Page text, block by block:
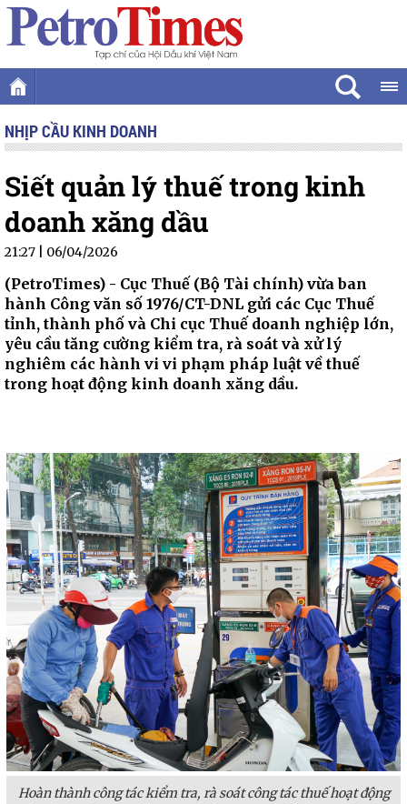
NHỊP CẦU KINH DOANH
Siết quản lý thuế trong kinh
doanh xăng dầu
21:27 | 06/04/2026
(PetroTimes) - Cục Thuế (Bộ Tài chính) vừa ban
hành Công văn số 1976/CT-DNL gửi các Cục Thuế
tỉnh, thành phố và Chi cục Thuế doanh nghiệp lớn,
yêu cầu tăng cường kiểm tra, rà soát và xử lý
nghiêm các hành vi vi phạm pháp luật về thuế
trong hoạt động kinh doanh xăng dầu.
Hoàn thành công tác kiểm tra, rà soát công tác thuế hoạt động